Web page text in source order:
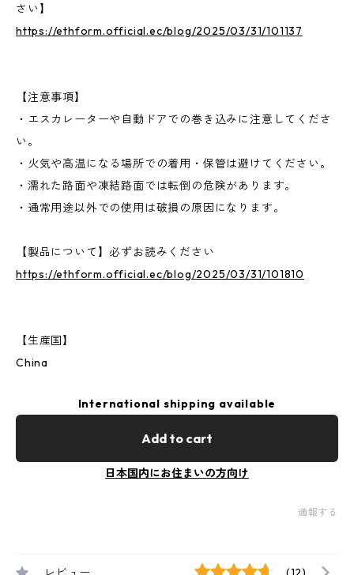
さい】
https://ethform.official.ec/blog/2025/03/31/101137
【注意事項】
・エスカレーターや自動ドアでの巻き込みに注意してくださ
い。
・火気や高温になる場所での着用・保管は避けてください。
・濡れた路面や凍結路面では転倒の危険があります。
・通常用途以外での使用は破損の原因になります。
【製品について】必ずお読みください
https://ethform.official.ec/blog/2025/03/31/101810
【生産国】
China
International shipping available
Add to cart
日本国内にお住まいの方向け
通報する